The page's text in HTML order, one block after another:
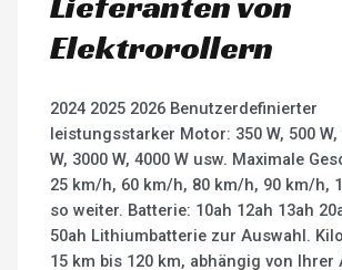
Elektrorollern
2024 2025 2026 Benutzerdefinierter
leistungsstarker Motor: 350 W, 500 W,
W, 3000 W, 4000 W usw. Maximale
25 km/h, 60 km/h, 80 km/h, 90 km/h,
so weiter. Batterie: 10ah 12ah 13ah
50ah Lithiumbatterie zur Auswahl.
15 km bis 120 km, abhängig von Ihrer